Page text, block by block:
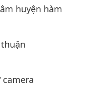
huyện hàm